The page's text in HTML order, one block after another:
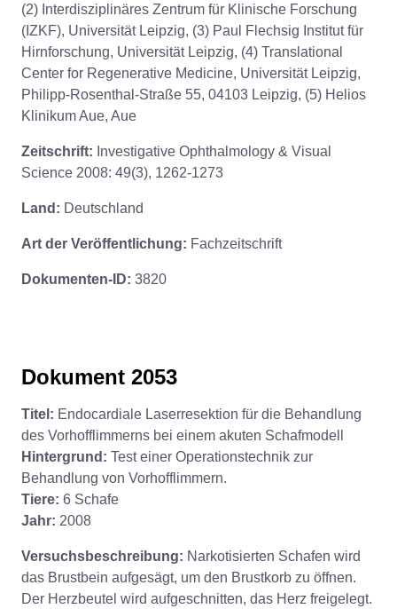
(2) Interdisziplinäres Zentrum für Klinische Forschung
(IZKF), Universität Leipzig, (3) Paul Flechsig Institut für
Hirnforschung, Universität Leipzig, (4) Translational
Center for Regenerative Medicine, Universität Leipzig,
Philipp-Rosenthal-Straße 55, 04103 Leipzig, (5) Helios
Klinikum Aue, Aue
Zeitschrift: Investigative Ophthalmology & Visual
Science 2008: 49(3), 1262-1273
Land: Deutschland
Art der Veröffentlichung: Fachzeitschrift
Dokumenten-ID: 3820
Dokument 2053
Titel: Endocardiale Laserresektion für die Behandlung
des Vorhofflimmerns bei einem akuten Schafmodell
Hintergrund: Test einer Operationstechnik zur
Behandlung von Vorhofflimmern.
Tiere: 6 Schafe
Jahr: 2008
Versuchsbeschreibung: Narkotisierten Schafen wird
das Brustbein aufgesägt, um den Brustkorb zu öffnen.
Der Herzbeutel wird aufgeschnitten, das Herz freigelegt.